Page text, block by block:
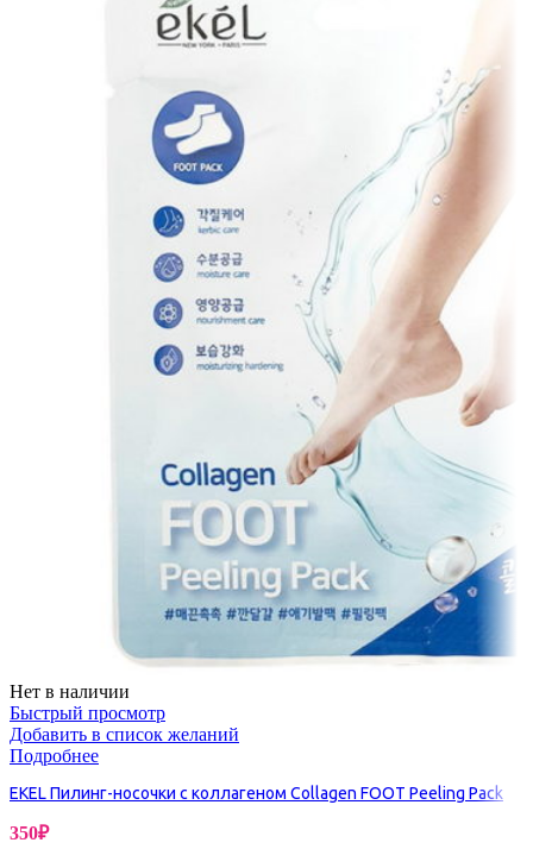
Нет в наличии
Быстрый просмотр
Добавить в список желаний
Подробнее
EKEL Пилинг-носочки с коллагеном Collagen FOOT Peeling Pack
350₽